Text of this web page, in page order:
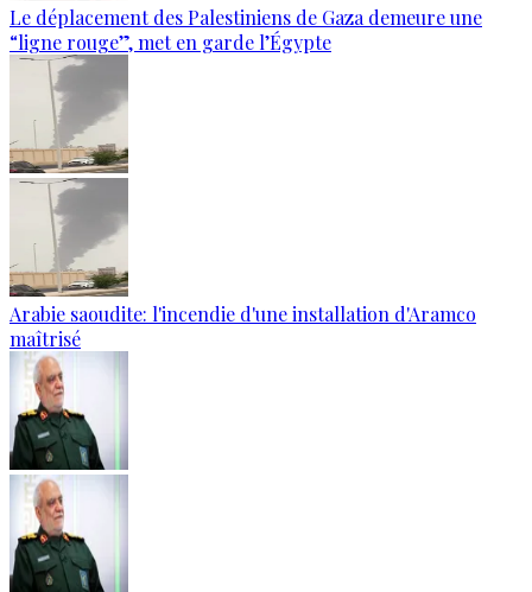
Le déplacement des Palestiniens de Gaza demeure une
“ligne rouge”, met en garde l’Égypte
Arabie saoudite: l'incendie d'une installation d'Aramco
maîtrisé